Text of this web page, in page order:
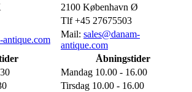
2100 København Ø
Tlf +45 27675503
antique.com
Mail: sales@danam-
antique.com
Åbningstider
Mandag 10.00 - 16.00
Tirsdag 10.00 - 16.00